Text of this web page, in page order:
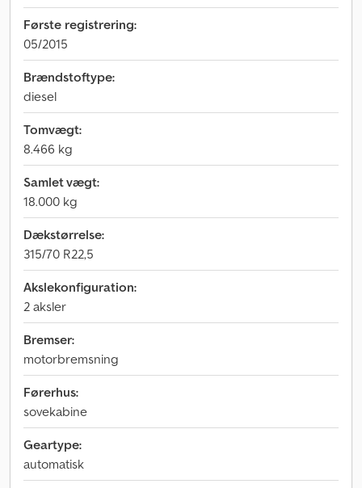
Første registrering:
05/2015
Brændstoftype:
diesel
Tomvægt:
8.466 kg
Samlet vægt:
18.000 kg
Dækstørrelse:
315/70 R22,5
Akslekonfiguration:
2 aksler
Bremser:
motorbremsning
Førerhus:
sovekabine
Geartype:
automatisk